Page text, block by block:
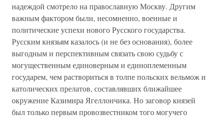
надеждой смотрело на православную Москву. Другим
важным фактором были, несомненно, военные и
политические успехи нового Русского государства.
Русским князьям казалось (и не без основания), более
выгодным и перспективным связать свою судьбу с
могущественным единоверным и единоплеменным
государем, чем раствориться в толпе польских вельмож и
католических прелатов, составлявших ближайшее
окружение Казимира Ягеллончика. Но заговор князей
был только первым провозвестником того могучего